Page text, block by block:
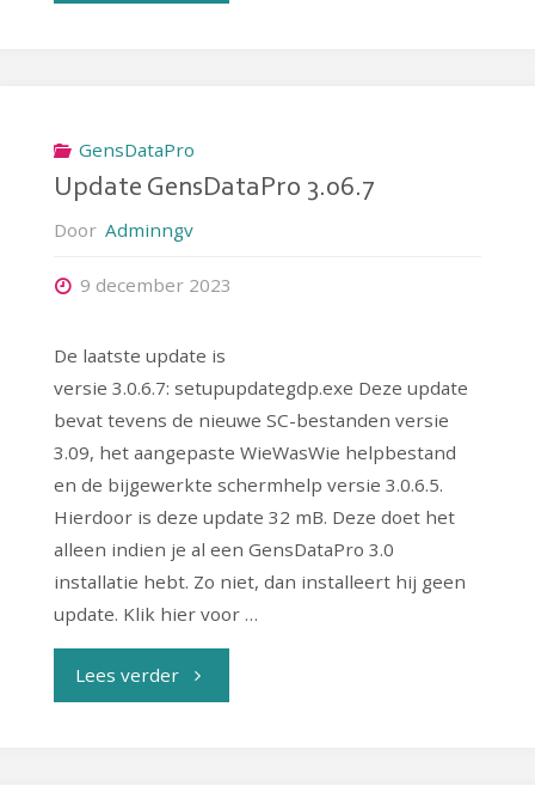
GensDataPro
Update GensDataPro 3.06.7
Door Adminngv
9 december 2023
De laatste update is
versie 3.0.6.7: setupupdategdp.exe Deze update
bevat tevens de nieuwe SC-bestanden versie
3.09, het aangepaste WieWasWie helpbestand
en de bijgewerkte schermhelp versie 3.0.6.5.
Hierdoor is deze update 32 mB. Deze doet het
alleen indien je al een GensDataPro 3.0
installatie hebt. Zo niet, dan installeert hij geen
update. Klik hier voor …
Lees verder"Update